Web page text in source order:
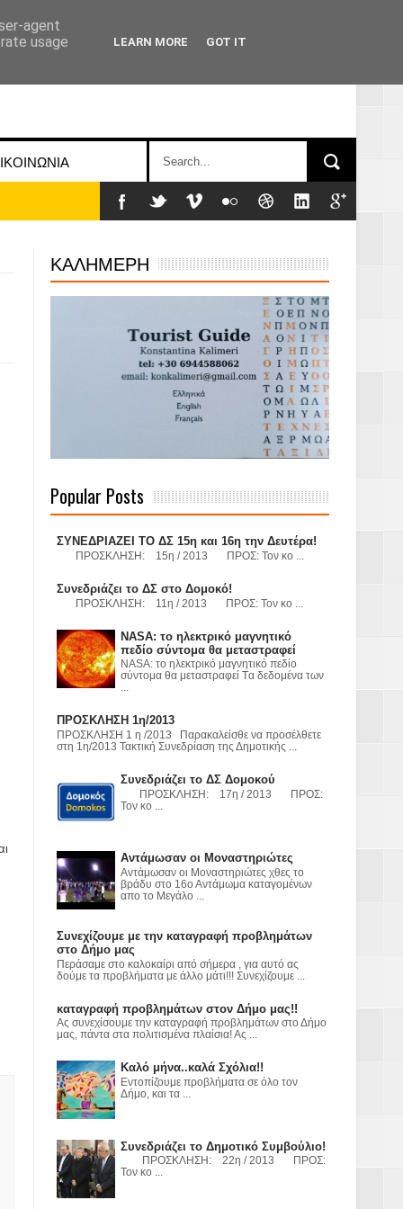
με σκοπό
ΚΑΛΗΜΕΡΗ
Popular Posts
ΣΥΝΕΔΡΙΑΖΕΙ ΤΟ ΔΣ 15η και 16η την Δευτέρα!
ΠΡΟΣΚΛΗΣΗ: 15η / 2013 ΠΡΟΣ: Τον κο ...
Συνεδριάζει το ΔΣ στο Δομοκό!
ΠΡΟΣΚΛΗΣΗ: 11η / 2013 ΠΡΟΣ: Τον κο ...
NASA: το ηλεκτρικό μαγνητικό
πεδίο σύντομα θα μεταστραφεί
NASA: το ηλεκτρικό μαγνητικό πεδίο
σύντομα θα μεταστραφεί Tα δεδομένα των
ΠΡΟΣΚΛΗΣΗ 1η/2013
ΠΡΟΣΚΛΗΣΗ 1 η /2013 Παρακαλείσθε να προσέλθετε
στη 1η/2013 Τακτική Συνεδρίαση της Δημοτικής ...
Συνεδριάζει το ΔΣ Δομοκού
ΠΡΟΣΚΛΗΣΗ: 17η / 2013 ΠΡΟΣ:
Τον κο ...
Αντάμωσαν οι Μοναστηριώτες
Αντάμωσαν οι Μοναστηριώτες χθες το
βράδυ στο 16ο Αντάμωμα καταγομένων
απο το Μεγάλο ...
Συνεχίζουμε με την καταγραφή προβλημάτων
στο Δήμο μας
Περάσαμε στο καλοκαίρι από σήμερα , για αυτό ας
δούμε τα προβλήματα με άλλο μάτι!!! Συνεχίζουμε ...
καταγραφή προβλημάτων στον Δήμο μας!!
Ας συνεχίσουμε την καταγραφή προβλημάτων στο Δήμο
μας, πάντα στα πολιτισμένα πλαίσια! Ας ...
Καλό μήνα..καλά Σχόλια!!
Εντοπίζουμε προβλήματα σε όλο τον
Δήμο, και τα ...
Συνεδριάζει το Δημοτικό Συμβούλιο!
ΠΡΟΣΚΛΗΣΗ: 22η / 2013 ΠΡΟΣ:
Τον κο ...
agent
usage
LEARN MORE GOT IT